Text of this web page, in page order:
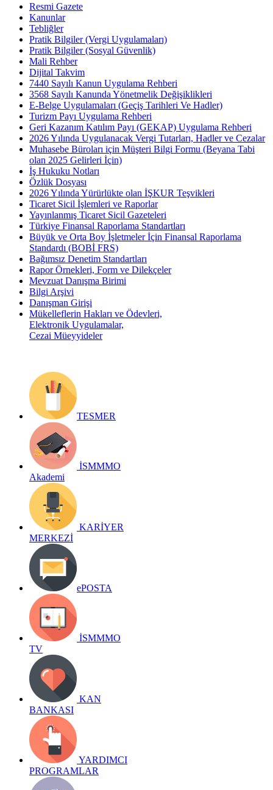
Resmi Gazete
Kanunlar
Tebliğler
Pratik Bilgiler (Vergi Uygulamaları)
Pratik Bilgiler (Sosyal Güvenlik)
Mali Rehber
Dijital Takvim
7440 Sayılı Kanun Uygulama Rehberi
3568 Sayılı Kanunda Yönetmelik Değişiklikleri
E-Belge Uygulamaları (Geçiş Tarihleri Ve Hadler)
Turizm Payı Uygulama Rehberi
Geri Kazanım Katılım Payı (GEKAP) Uygulama Rehberi
2026 Yılında Uygulanacak Vergi Tutarları, Hadler ve Cezalar
Muhasebe Büroları için Müşteri Bilgi Formu (Beyana Tabi
olan 2025 Gelirleri İçin)
İş Hukuku Notları
Özlük Dosyası
2026 Yılında Yürürlükte olan İŞKUR Teşvikleri
Ticaret Sicil İşlemleri ve Raporlar
Yayınlanmış Ticaret Sicil Gazeteleri
Türkiye Finansal Raporlama Standartları
Büyük ve Orta Boy İşletmeler İçin Finansal Raporlama
Standardı (BOBİ FRS)
Bağımsız Denetim Standartları
Rapor Örnekleri, Form ve Dilekçeler
Mevzuat Danışma Birimi
Bilgi Arşivi
Danışman Girişi
Mükelleflerin Hakları ve Ödevleri,
Elektronik Uygulamalar,
Cezai Müeyyideler
TESMER
İSMMMO
Akademi
KARİYER
MERKEZİ
ePOSTA
İSMMMO
TV
KAN
BANKASI
YARDIMCI
PROGRAMLAR